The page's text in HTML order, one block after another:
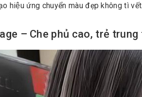
hiệu ứng chuyển màu đẹp không tì vết.
– Che phủ cao, trẻ trung